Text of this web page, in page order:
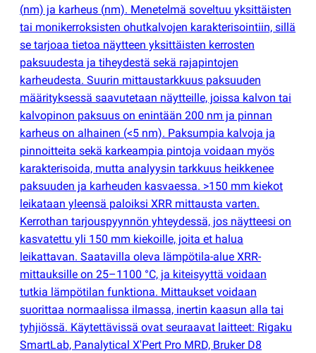
(nm) ja karheus (nm). Menetelmä soveltuu yksittäisten
tai monikerroksisten ohutkalvojen karakterisointiin, sillä
se tarjoaa tietoa näytteen yksittäisten kerrosten
paksuudesta ja tiheydestä sekä rajapintojen
karheudesta. Suurin mittaustarkkuus paksuuden
määrityksessä saavutetaan näytteille, joissa kalvon tai
kalvopinon paksuus on enintään 200 nm ja pinnan
karheus on alhainen (<5 nm). Paksumpia kalvoja ja
pinnoitteita sekä karkeampia pintoja voidaan myös
karakterisoida, mutta analyysin tarkkuus heikkenee
paksuuden ja karheuden kasvaessa. >150 mm kiekot
leikataan yleensä paloiksi XRR mittausta varten.
Kerrothan tarjouspyynnön yhteydessä, jos näytteesi on
kasvatettu yli 150 mm kiekoille, joita et halua
leikattavan. Saatavilla oleva lämpötila-alue XRR-
mittauksille on 25–1100 °C, ja kiteisyyttä voidaan
tutkia lämpötilan funktiona. Mittaukset voidaan
suorittaa normaalissa ilmassa, inertin kaasun alla tai
tyhjiössä. Käytettävissä ovat seuraavat laitteet: Rigaku
SmartLab, Panalytical X'Pert Pro MRD, Bruker D8